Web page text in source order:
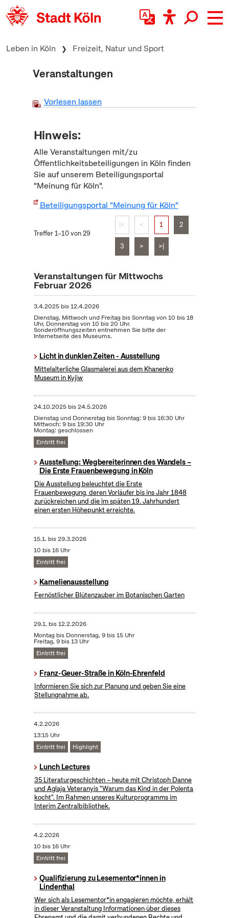
zum Inhalt springen
Leben in Köln Freizeit, Natur und Sport
Veranstaltungen
Vorlesen lassen
Hinweis:
Alle Veranstaltungen mit/zu
Öffentlichkeitsbeteiligungen in Köln finden
Sie auf unserem Beteiligungsportal
"Meinung für Köln".
Beteiligungsportal "Meinung für Köln"
Treffer 1–10 von 29
|< < 1 2
3 > >|
Veranstaltungen für Mittwochs
Februar 2026
3.4.2025bis12.4.2026
Dienstag, Mittwoch und Freitag bis Sonntag von 10 bis 18
Uhr, Donnerstag von 10 bis 20 Uhr.
Sonderöffnungszeiten entnehmen Sie bitte der
Internetseite des Museums.
Licht in dunklen Zeiten - Ausstellung
Mittelalterliche Glasmalerei aus dem Khanenko
Museum in Kyjiw
24.10.2025bis24.5.2026
Dienstag und Donnerstag bis Sonntag: 9 bis 16:30 Uhr
Mittwoch: 9 bis 19:30 Uhr
Montag: geschlossen
Eintritt frei
Ausstellung: Wegbereiterinnen des Wandels –
Die Erste Frauenbewegung in Köln
Die Ausstellung beleuchtet die Erste
Frauenbewegung, deren Vorläufer bis ins Jahr 1848
zurückreichen und die im späten 19. Jahrhundert
einen ersten Höhepunkt erreichte.
15.1. bis29.3.2026
10 bis 16 Uhr
Eintritt frei
Kamelienausstellung
Fernöstlicher Blütenzauber im Botanischen Garten
29.1. bis12.2.2026
Montag bis Donnerstag, 9 bis 15 Uhr
Freitag, 9 bis 13 Uhr
Eintritt frei
Franz-Geuer-Straße in Köln-Ehrenfeld
Informieren Sie sich zur Planung und geben Sie eine
Stellungnahme ab.
4.2.2026
13:15 Uhr
Eintritt frei
Highlight
Lunch Lectures
35 Literaturgeschichten – heute mit Christoph Danne
und Aglaja Veteranyis "Warum das Kind in der Polenta
kocht". Im Rahmen unseres Kulturprogramms im
Interim Zentralbibliothek.
4.2.2026
10 bis 16 Uhr
Eintritt frei
Qualifizierung zu Lesementor*innen in
Lindenthal
Wer sich als Lesementor*in engagieren möchte, erhält
in dieser Veranstaltung Informationen über dieses